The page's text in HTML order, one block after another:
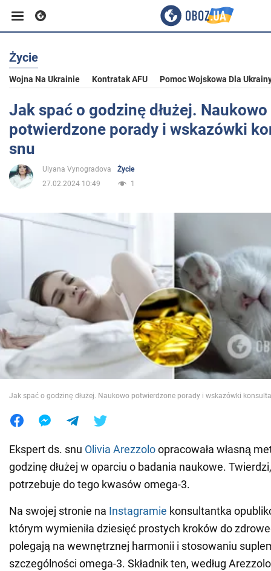
Biznes
Sport
Życie
Polityka
Wojna na Ukrainie
Świat
Jedzenie
Życie
Wojna Na Ukrainie Kontratak AFU Pomoc Wojskowa Dla
Jak spać o godzinę dłużej. Naukowo
potwierdzone porady i wskazówki
snu
Ulyana Vynogradova
Życie
27.02.2024 10:49
1
Jak spać o godzinę dłużej. Naukowo potwierdzone porady i wskazówki
Ekspert ds. snu Olivia Arezzoloopracowała własną
godzinę dłużej w oparciu o badania naukowe.
potrzebuje do tego kwasów omega-3.
Na swojej stronie na Instagramie konsultantka
którym wymieniła dziesięć prostych kroków do
polegają na wewnętrznej harmonii i stosowaniu
szczególności omega-3. Składnik ten, według